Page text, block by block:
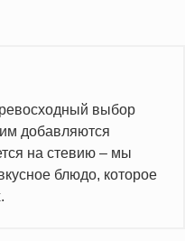
выбор
добавляются
на стевию – мы
блюдо, которое